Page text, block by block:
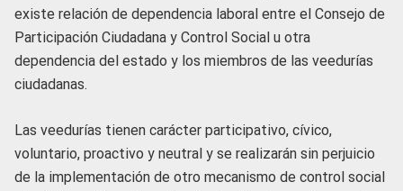
existe relación de dependencia laboral entre el Consejo de
Participación Ciudadana y Control Social u otra
dependencia del estado y los miembros de las veedurías
ciudadanas.
Las veedurías tienen carácter participativo, cívico,
voluntario, proactivo y neutral y se realizarán sin perjuicio
de la implementación de otro mecanismo de control social